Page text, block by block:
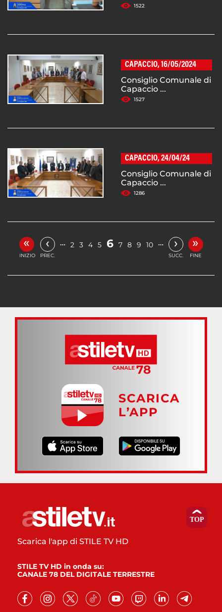
1522
CAPACCIO, 16/05/2024
Consiglio Comunale di
Capaccio ...
1527
CAPACCIO, 24/04/24
Consiglio Comunale di
Capaccio ...
1286
«
INIZIO
‹
PREC.
… 2 3 4 5 6 7 8 9 10 … ›
SUCC.
»
FINE
SCARICA
L’APP
Scarica l'app di STILE TV HD
STILE TV HD in onda su:
CANALE 78 DEL DIGITALE TERRESTRE